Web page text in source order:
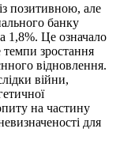
позитивною, але
банку
1,8%. Це означало
темпи зростання
відновлення.
війни,
на частину
для